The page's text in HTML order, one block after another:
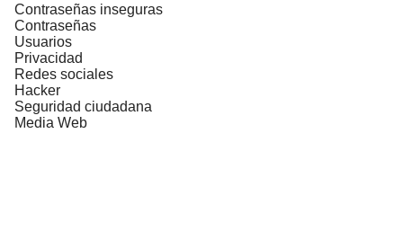
Contraseñas inseguras
Contraseñas
Usuarios
Privacidad
Redes sociales
Hacker
Seguridad ciudadana
Media Web